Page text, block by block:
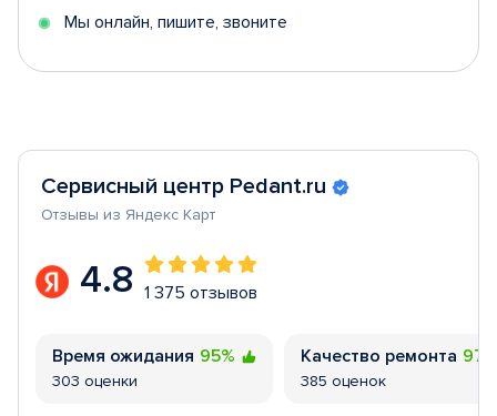
Мы онлайн, пишите, звоните
Сервисный центр Pedant.ru
Отзывы из Яндекс Карт
4.8 1 375 отзывов
Время ожидания 95%
303 оценки
Качество ремонта
385 оценок